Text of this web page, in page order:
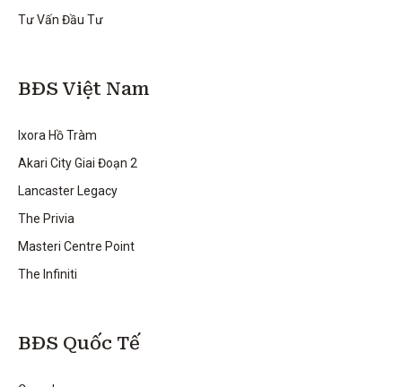
Tư Vấn Đầu Tư
BĐS Việt Nam
Ixora Hồ Tràm
Akari City Giai Đoạn 2
Lancaster Legacy
The Privia
Masteri Centre Point
The Infiniti
BĐS Quốc Tế